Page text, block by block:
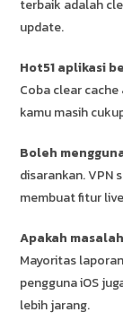
terbaik adalah
update.
Hot51 aplikasi
Coba clear
kamu masih
Boleh
disarankan. VPN
membuat fitur
Apakah
Mayoritas
pengguna iOS
lebih jarang.